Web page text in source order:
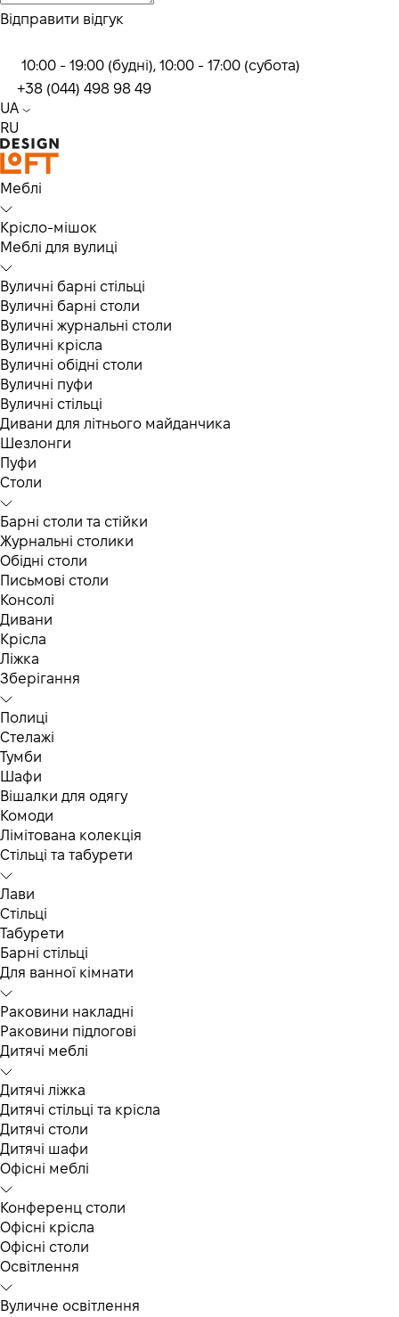
Відправити відгук
10:00 - 19:00 (будні), 10:00 - 17:00 (субота)
+38 (044) 498 98 49
UA
RU
Меблі
Крісло-мішок
Меблі для вулиці
Вуличні барні стільці
Вуличні барні столи
Вуличні журнальні столи
Вуличні крісла
Вуличні обідні столи
Вуличні пуфи
Вуличні стільці
Дивани для літнього майданчика
Шезлонги
Пуфи
Столи
Барні столи та стійки
Журнальні столики
Обідні столи
Письмові столи
Консолі
Дивани
Крісла
Ліжка
Зберігання
Полиці
Стелажі
Тумби
Шафи
Вішалки для одягу
Комоди
Лімітована колекція
Стільці та табурети
Лави
Стільці
Табурети
Барні стільці
Для ванної кімнати
Раковини накладні
Раковини підлогові
Дитячі меблі
Дитячі ліжка
Дитячі стільці та крісла
Дитячі столи
Дитячі шафи
Офісні меблі
Конференц столи
Офісні крісла
Офісні столи
Освітлення
Вуличне освітлення